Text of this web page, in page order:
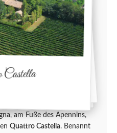
am Fuße des Apennins,
Quattro Castella. Benannt
Castella